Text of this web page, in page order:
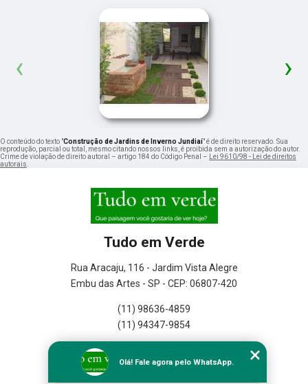
‹ ›
O conteúdo do texto "Construção de Jardins de Inverno Jundiaí" é de direito reservado. Sua
reprodução, parcial ou total, mesmo citando nossos links, é proibida sem a autorização do autor.
Crime de violação de direito autoral – artigo 184 do Código Penal – Lei 9610/98 - Lei de direitos
autorais.
Tudo em Verde
Rua Aracaju, 116 - Jardim Vista Alegre
Embu das Artes - SP - CEP: 06807-420
(11) 98636-4859
(11) 94347-9854
Empresa
Olá! Fale agora pelo WhatsApp.